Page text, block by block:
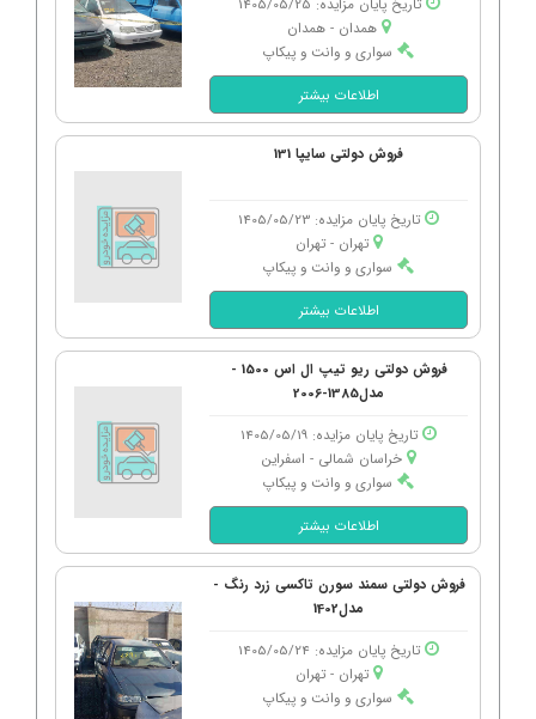
تاریخ پایان مزایده: 1405/05/25
همدان - همدان
سواری و وانت و پیکاپ
اطلاعات بیشتر
فروش دولتی سایپا 131
تاریخ پایان مزایده: 1405/05/23
تهران - تهران
سواری و وانت و پیکاپ
اطلاعات بیشتر
فروش دولتی ریو تیپ ال اس 1500 -
مدل1385-2006
تاریخ پایان مزایده: 1405/05/19
خراسان شمالی - اسفراین
سواری و وانت و پیکاپ
اطلاعات بیشتر
فروش دولتی سمند سورن تاکسی زرد رنگ -
مدل1402
تاریخ پایان مزایده: 1405/05/24
تهران - تهران
سواری و وانت و پیکاپ